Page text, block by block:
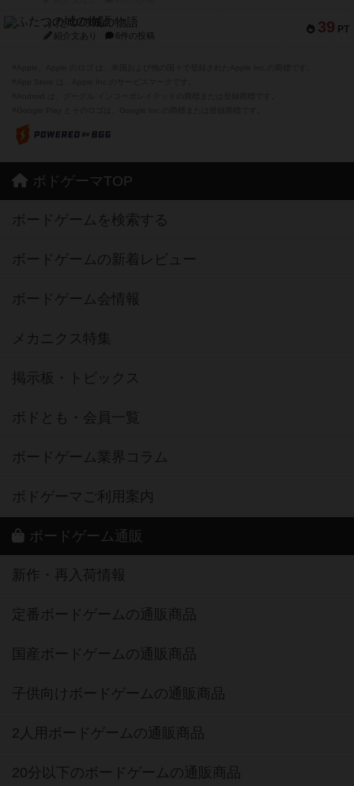
39 PT
ふたつの城の物語
紹介文あり 6件の投稿
ボドゲーマTOP
ボードゲームを検索する
ボードゲームの新着レビュー
ボードゲーム会情報
メカニクス特集
掲示板・トピックス
ボドとも・会員一覧
ボードゲーム業界コラム
ボドゲーマご利用案内
ボードゲーム通販
新作・再入荷情報
定番ボードゲームの通販商品
国産ボードゲームの通販商品
子供向けボードゲームの通販商品
2人用ボードゲームの通販商品
20分以下のボードゲームの通販商品